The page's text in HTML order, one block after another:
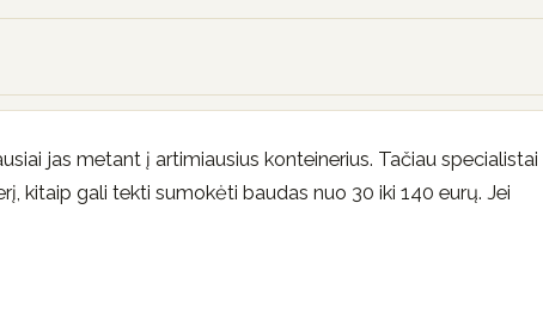
jas metant į artimiausius konteinerius. Tačiau specialistai
kitaip gali tekti sumokėti baudas nuo 30 iki 140 eurų. Jei